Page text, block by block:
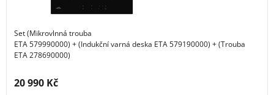
Set (Mikrovlnná trouba
ETA 579990000) + (Indukční varná deska ETA 579190000) + (Trouba
ETA 278690000)
Cena s DPH:
20 990 Kč